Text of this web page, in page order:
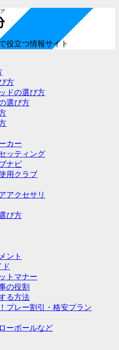
役立つ情報サイト
方
ドの選び方
選び方
カー
ッティング
ナビ
用クラブ
アクセサリ
び方
ント
ド
トマナー
の役割
る方法
プレー割引・格安プラン
ーボールなど